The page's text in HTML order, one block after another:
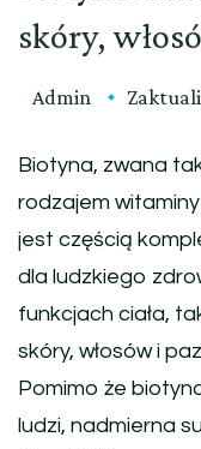
skóry,
Admin
Biotyna, zwana
rodzajem
jest częścią
dla ludzkiego
funkcjach ciała,
skóry, włosów i
Pomimo że
ludzi, nadmierna